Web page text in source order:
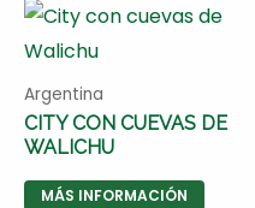
Argentina
CITY CON CUEVAS DE
WALICHU
MÁS INFORMACIÓN